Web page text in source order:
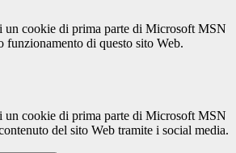
un cookie di prima parte di Microsoft MSN
funzionamento di questo sito Web.
un cookie di prima parte di Microsoft MSN
del sito Web tramite i social media.